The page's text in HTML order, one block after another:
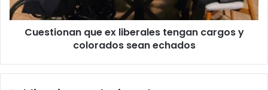
Cuestionan que ex liberales tengan cargos y
colorados sean echados